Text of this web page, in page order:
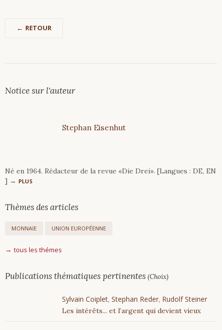
RETOUR
Notice sur l'auteur
Stephan Eisenhut
Né en 1964. Rédacteur de la revue «Die Drei». [Langues : DE, EN
]
PLUS
Thèmes des articles
MONNAIE UNION EUROPÉENNE
tous les thémes
Publications thématiques pertinentes (Choix)
Sylvain Coiplet, Stephan Reder, Rudolf Steiner
Les intérêts... et l’argent qui devient vieux